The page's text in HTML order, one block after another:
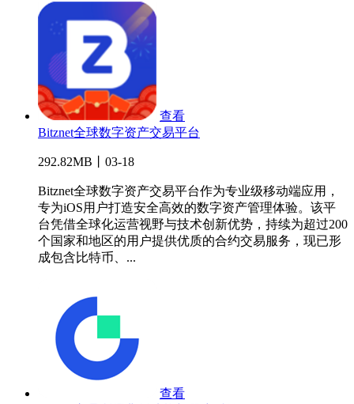
查看
Bitznet全球数字资产交易平台
292.82MB丨03-18
Bitznet全球数字资产交易平台作为专业级移动端应用，
专为iOS用户打造安全高效的数字资产管理体验。该平
台凭借全球化运营视野与技术创新优势，持续为超过200
个国家和地区的用户提供优质的合约交易服务，现已形
成包含比特币、...
查看